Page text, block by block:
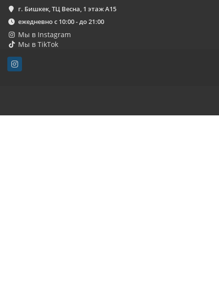
г. Бишкек, ТЦ Весна, 1 этаж А15
ежедневно с 10:00 - до 21:00
Мы в Instagram
Мы в TikTok